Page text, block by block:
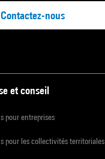
Contactez-nous
et conseil
pour entreprises
pour les collectivités territoriales